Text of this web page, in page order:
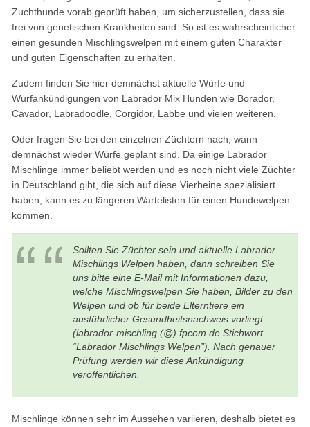
Zuchthunde vorab geprüft haben, um sicherzustellen, dass sie
frei von genetischen Krankheiten sind. So ist es wahrscheinlicher
einen gesunden Mischlingswelpen mit einem guten Charakter
und guten Eigenschaften zu erhalten.
Zudem finden Sie hier demnächst aktuelle Würfe und
Wurfankündigungen von Labrador Mix Hunden wie Borador,
Cavador, Labradoodle, Corgidor, Labbe und vielen weiteren.
Oder fragen Sie bei den einzelnen Züchtern nach, wann
demnächst wieder Würfe geplant sind. Da einige Labrador
Mischlinge immer beliebt werden und es noch nicht viele Züchter
in Deutschland gibt, die sich auf diese Vierbeine spezialisiert
haben, kann es zu längeren Wartelisten für einen Hundewelpen
kommen.
Sollten Sie Züchter sein und aktuelle Labrador
Mischlings Welpen haben, dann schreiben Sie
uns bitte eine E-Mail mit Informationen dazu,
welche Mischlingswelpen Sie haben, Bilder zu den
Welpen und ob für beide Elterntiere ein
ausführlicher Gesundheitsnachweis vorliegt.
(labrador-mischling (@) fpcom.de Stichwort
“Labrador Mischlings Welpen”). Nach genauer
Prüfung werden wir diese Ankündigung
veröffentlichen.
Mischlinge können sehr im Aussehen variieren, deshalb bietet es